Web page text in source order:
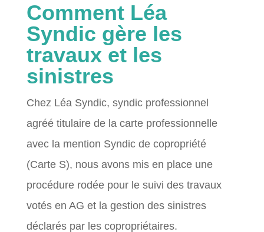
Comment Léa
Syndic gère les
travaux et les
sinistres
Chez Léa Syndic, syndic professionnel
agréé titulaire de la carte professionnelle
avec la mention Syndic de copropriété
(Carte S), nous avons mis en place une
procédure rodée pour le suivi des travaux
votés en AG et la gestion des sinistres
déclarés par les copropriétaires.